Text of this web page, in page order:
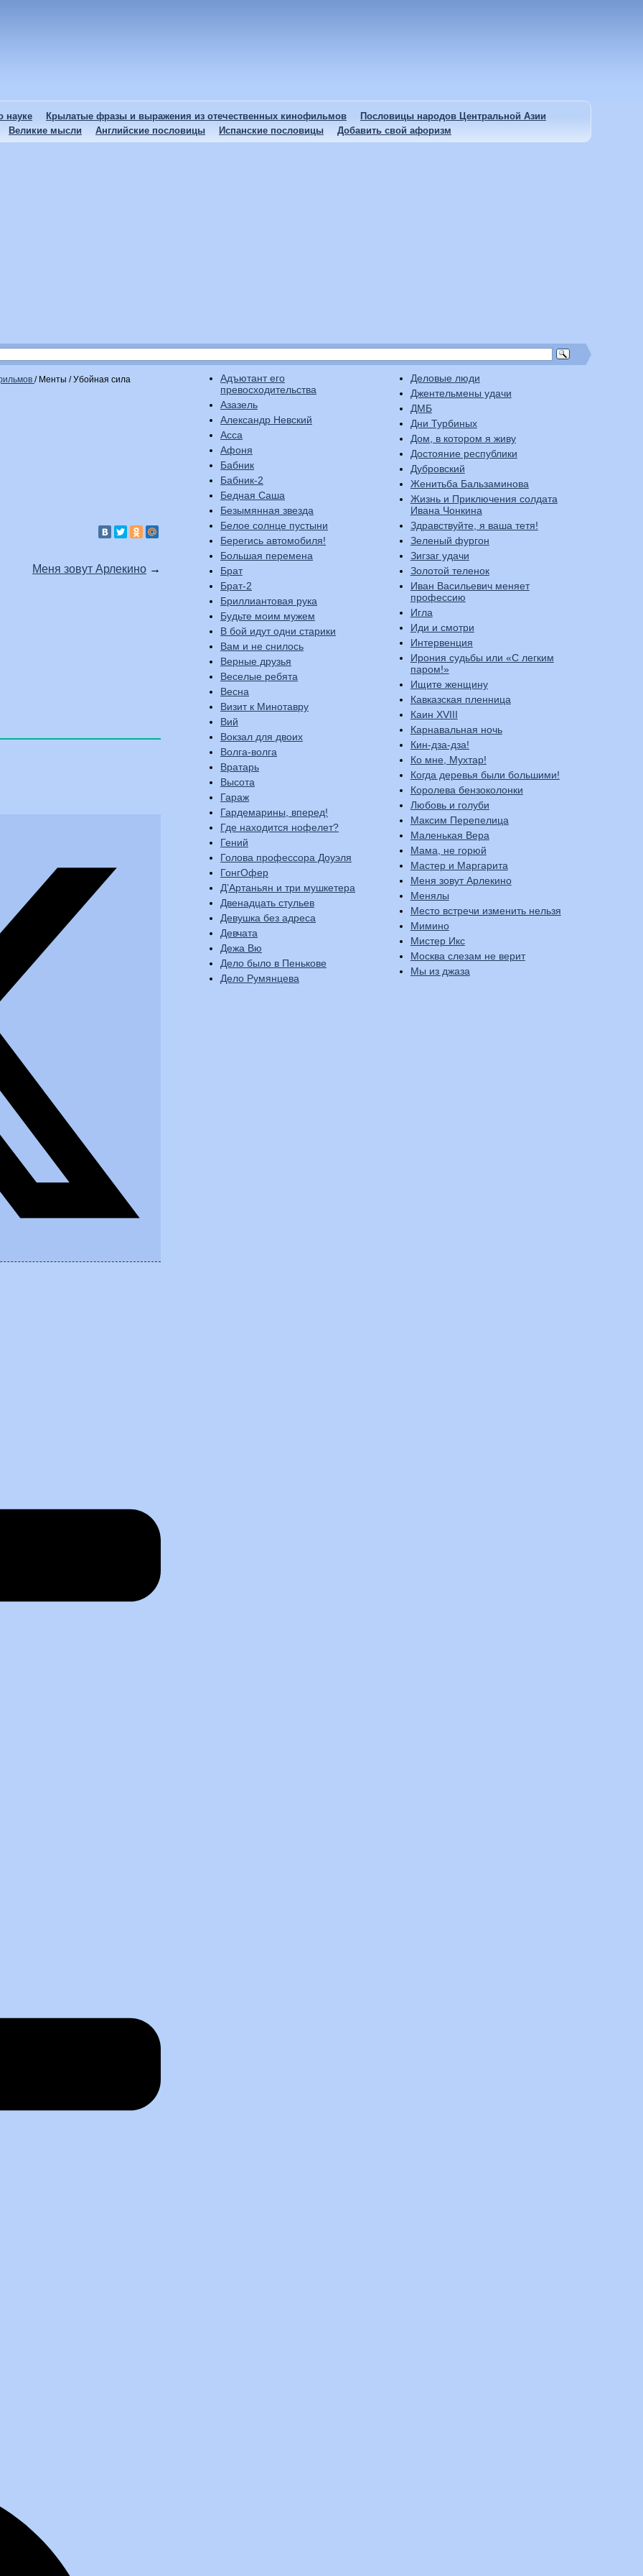
науке Крылатые фразы и выражения из отечественных кинофильмов
Пословицы народов Центральной Азии
Великие мысли
Английские пословицы Испанские пословицы Добавить свой афоризм
/ Менты / Убойная сила
Меня зовут Арлекино →
Адъютант его
превосходительства
Азазель
Александр Невский
Асса
Афоня
Бабник
Бабник-2
Бедная Саша
Безымянная звезда
Белое солнце пустыни
Берегись автомобиля!
Большая перемена
Брат
Брат-2
Бриллиантовая рука
Будьте моим мужем
В бой идут одни старики
Вам и не снилось
Верные друзья
Веселые ребята
Весна
Визит к Минотавру
Вий
Вокзал для двоих
Волга-волга
Вратарь
Высота
Гараж
Гардемарины, вперед!
Где находится нофелет?
Гений
Голова профессора Доуэля
ГонгОфер
Д’Артаньян и три мушкетера
Двенадцать стульев
Девушка без адреса
Девчата
Дежа Вю
Дело было в Пенькове
Дело Румянцева
Деловые люди
Джентельмены удачи
ДМБ
Дни Турбиных
Дом, в котором я живу
Достояние республики
Дубровский
Женитьба Бальзаминова
Жизнь и Приключения солдата
Ивана Чонкина
Здравствуйте, я ваша тетя!
Зеленый фургон
Зигзаг удачи
Золотой теленок
Иван Васильевич меняет
профессию
Игла
Иди и смотри
Интервенция
Ирония судьбы или «С легким
паром!»
Ищите женщину
Кавказская пленница
Каин XVIII
Карнавальная ночь
Кин-дза-дза!
Ко мне, Мухтар!
Когда деревья были большими!
Королева бензоколонки
Любовь и голуби
Максим Перепелица
Маленькая Вера
Мама, не горюй
Мастер и Маргарита
Меня зовут Арлекино
Менялы
Место встречи изменить нельзя
Мимино
Мистер Икс
Москва слезам не верит
Мы из джаза